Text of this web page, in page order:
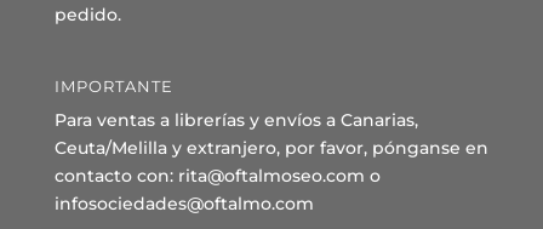
pedido.
IMPORTANTE
Para ventas a librerías y envíos a Canarias,
Ceuta/Melilla y extranjero, por favor, pónganse en
contacto con: rita@oftalmoseo.com o
infosociedades@oftalmo.com